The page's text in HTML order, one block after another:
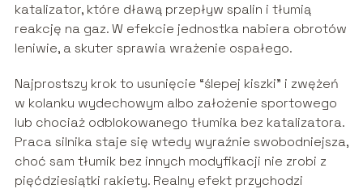
katalizator, które dławą przepływ spalin i tłumią
reakcję na gaz. W efekcie jednostka nabiera obrotów
leniwie, a skuter sprawia wrażenie ospałego.
Najprostszy krok to usunięcie “ślepej kiszki” i zwężeń
w kolanku wydechowym albo założenie sportowego
lub chociaż odblokowanego tłumika bez katalizatora.
Praca silnika staje się wtedy wyraźnie swobodniejsza,
choć sam tłumik bez innych modyfikacji nie zrobi z
pięćdziesiątki rakiety. Realny efekt przychodzi